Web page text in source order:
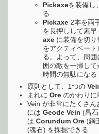
Pickaxeを装備し
る
Pickaxe 2本を両
を長押しして素
axe に装備を切
をアクティベー
る。よって、周
囲の敵を一掃し
時間の無駄になる
原則として、1つの
まれにOre のかわりに
Vein が非常にたくさ
にはGeode Vein (昌
はCorundum Ore (鋼
(魂石) を採掘できる